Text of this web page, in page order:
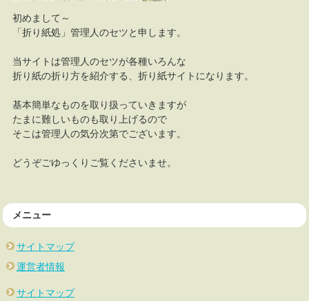
初めまして～
「折り紙処」管理人のセツと申します。
当サイトは管理人のセツが各種いろんな
折り紙の折り方を紹介する、折り紙サイトになります。
基本簡単なものを取り扱っていきますが
たまに難しいものも取り上げるので
そこは管理人の気分次第でございます。
どうぞごゆっくりご覧くださいませ。
メニュー
サイトマップ
運営者情報
サイトマップ